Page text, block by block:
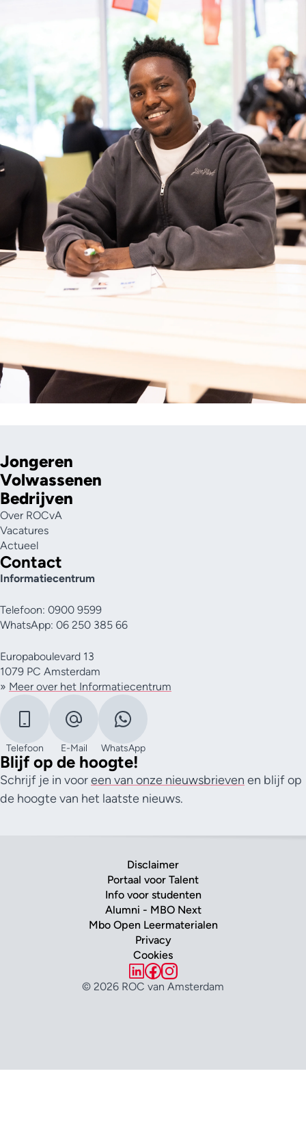
Jongeren
Volwassenen
Bedrijven
Over ROCvA
Vacatures
Actueel
Contact
Informatiecentrum
Telefoon: 0900 9599
WhatsApp: 06 250 385 66
Europaboulevard 13
1079 PC Amsterdam
» Meer over het Informatiecentrum
Telefoon E-Mail WhatsApp
Blijf op de hoogte!
Schrijf je in vooreen van onze nieuwsbrieven en blijf op
de hoogte van het laatste nieuws.
Disclaimer
Portaal voor Talent
Info voor studenten
Alumni - MBO Next
Mbo Open Leermaterialen
Privacy
Cookies
© 2026 ROC van Amsterdam